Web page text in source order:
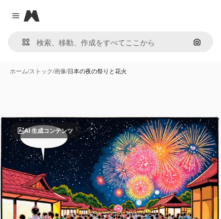
Close menu
Magnific
画像で
ホーム/ストック/画像/日本の夜の祭りと花火
AI 生成コンテンツ